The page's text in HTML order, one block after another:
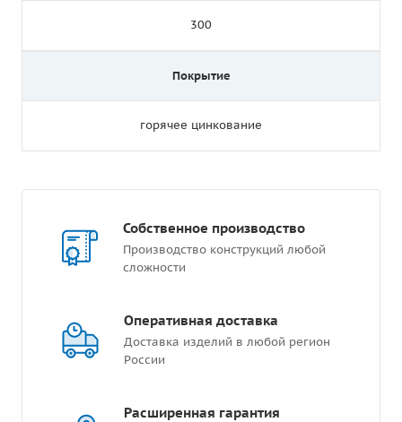
300
Покрытие
горячее цинкование
Собственное производство
Производство конструкций любой
сложности
Оперативная доставка
Доставка изделий в любой регион
России
Расширенная гарантия